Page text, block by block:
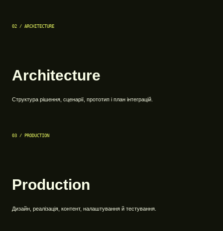
02 / ARCHITECTURE
Architecture
Структура рішення, сценарії, прототип і план інтеграцій.
03 / PRODUCTION
Production
Дизайн, реалізація, контент, налаштування й тестування.